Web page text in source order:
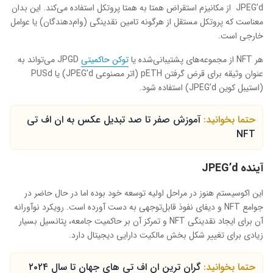
JPEG’d از مکانیزم استقراض همتا به همتا پروتکل استفاده می‌کند. این بدان
معناست که پروتکل مستقل از هرگونه تامین نقدینگی (وام‌دهندگان) یا عوامل
خارجی است.
هر NFT از مجموعه‌های پشتیبانی‌شده یا
توکن حاکمیتی
JPGD می‌تواند به
عنوان وثیقه برای قرض گرفتن pETH (اتر مصنوعی JPEG’d) یا PUSd
(استیبل کوین JPEG’d) استفاده شود.
حتما بخوانید: آموزش صفر تا صد تبدیل عکس به ان اف تی
NFT
آینده JPEG’d
این اکوسیستم هنوز در مراحل اولیه توسعه خود بوده اما در حال حاضر در
جوامع NFT و دیفای نفوذ قابل‌توجهی به دست آورده است. رویکرد نوآورانه
آن برای ایجاد نقدینگی NFT و تمرکز آن بر حاکمیت جامعه، پتانسیل بسیار
زیادی برای تغییر شکل بخش مالکیت دارایی دیجیتال دارد.
حتما بخوانید: گران ترین ان اف تی های جهان تا سال ۲۰۲۴